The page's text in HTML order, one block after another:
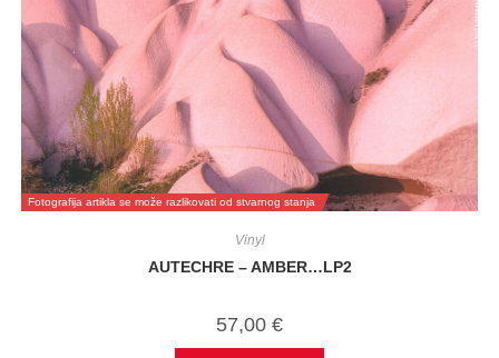
Fotografija artikla se može razlikovati od stvarnog stanja
Vinyl
AUTECHRE – AMBER…LP2
57,00 €